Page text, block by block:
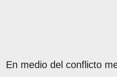
En medio del conflicto